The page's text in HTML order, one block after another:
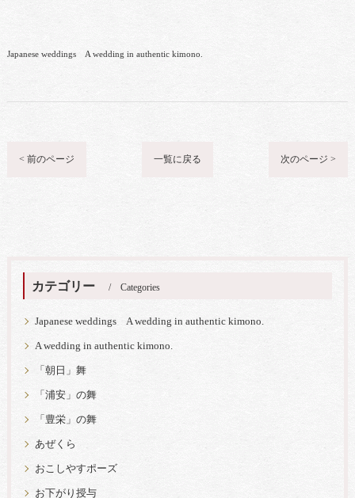
Japanese weddings A wedding in authentic kimono.
< 前のページ 一覧に戻る 次のページ >
カテゴリー Categories
Japanese weddings A wedding in authentic kimono.
A wedding in authentic kimono.
「朝日」舞
「浦安」の舞
「豊栄」の舞
あぜくら
おこしやすポーズ
お下がり授与